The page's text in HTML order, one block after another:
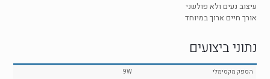
עיצוב נעים ולא פולשני
אורך חיים ארוך במיוחד
נתוני ביצועים
9W
הספק מקסימלי